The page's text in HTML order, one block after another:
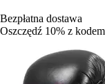
Bezpłatna dostawa
Oszczędź 10% z kodem